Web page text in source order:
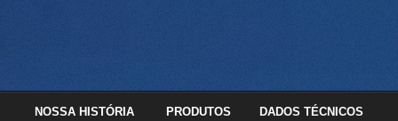
NOSSA HISTÓRIA PRODUTOS DADOS TÉCNICOS